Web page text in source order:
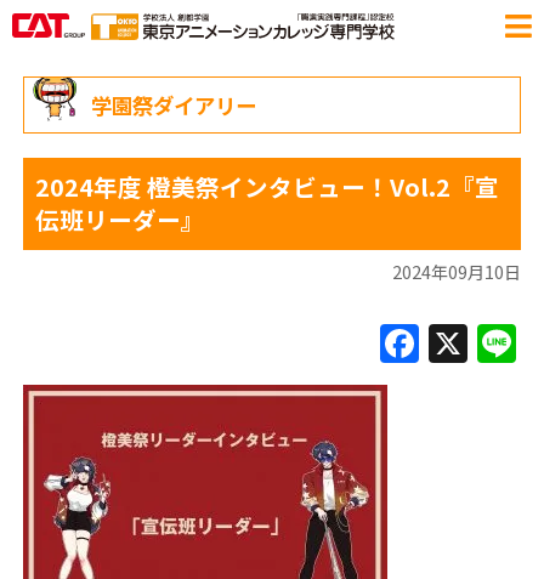
学園祭ダイアリー
2024年度 橙美祭インタビュー！Vol.2『宣
伝班リーダー』
2024年09月10日
F
a
X